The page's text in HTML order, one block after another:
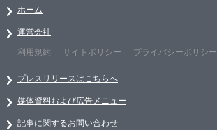
ホーム
運営会社
利用規約
サイトポリシー プライバシーポリシー
プレスリリースはこちらへ
媒体資料および広告メニュー
記事に関するお問い合わせ